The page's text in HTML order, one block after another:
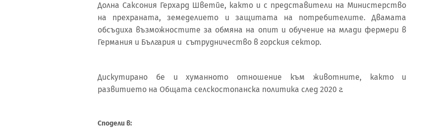
Долна Саксония Герхард Шветйе, както и с представители на Министерство
на прехраната, земеделието и защитата на потребителите. Двамата
обсъдиха възможностите за обмяна на опит и обучение на млади фермери в
Германия и България и сътрудничество в горския сектор.
Дискутирано бе и хуманното отношение към животните, както и
развитието на Общата селскостопанска политика след 2020 г.
Сподели в: